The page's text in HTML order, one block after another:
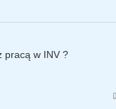
pracą w INV ?